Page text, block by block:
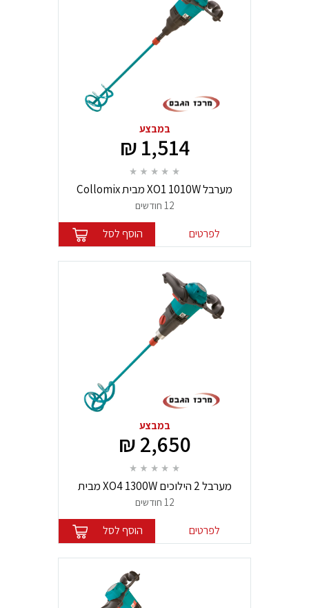
במבצע
1,514 ₪
מערבל XO1 1010W מבית Collomix
12 חודשים
לפרטים הוסף לסל
במבצע
2,650 ₪
מערבל 2 הילוכים XO4 1300W מבית
Collomix
12 חודשים
לפרטים הוסף לסל